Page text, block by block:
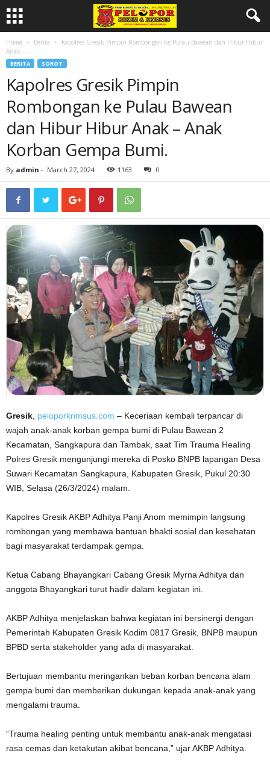
Home Berita
Kapolres Gresik Pimpin Rombongan ke Pulau Bawean dan Hibur Hibur
Anak –...
BERITA SOROT
Kapolres Gresik Pimpin
Rombongan ke Pulau Bawean
dan Hibur Hibur Anak – Anak
Korban Gempa Bumi.
By admin - March 27, 2024 1163 0
Gresik peloporkrimsus.com – Keceriaan kembali terpancar di
wajah anak-anak korban gempa bumi di Pulau Bawean 2
Kecamatan, Sangkapura dan Tambak, saat Tim Trauma Healing
Polres Gresik mengunjungi mereka di Posko BNPB lapangan Desa
Suwari Kecamatan Sangkapura, Kabupaten Gresik, Pukul 20:30
WIB, Selasa (26/3/2024) malam.
Kapolres Gresik AKBP Adhitya Panji Anom memimpin langsung
rombongan yang membawa bantuan bhakti sosial dan kesehatan
bagi masyarakat terdampak gempa.
Ketua Cabang Bhayangkari Cabang Gresik Myrna Adhitya dan
anggota Bhayangkari turut hadir dalam kegiatan ini.
AKBP Adhitya menjelaskan bahwa kegiatan ini bersinergi dengan
Pemerintah Kabupaten Gresik Kodim 0817 Gresik, BNPB maupun
BPBD serta stakeholder yang ada di masyarakat.
Bertujuan membantu meringankan beban korban bencana alam
gempa bumi dan memberikan dukungan kepada anak-anak yang
mengalami trauma.
“Trauma healing penting untuk membantu anak-anak mengatasi
rasa cemas dan ketakutan akibat bencana,” ujar AKBP Adhitya.